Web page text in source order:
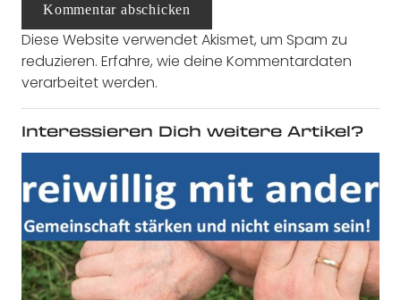
Kommentar abschicken
Diese Website verwendet Akismet, um Spam zu
reduzieren. Erfahre, wie deine Kommentardaten
verarbeitet werden.
Interessieren Dich weitere Artikel?